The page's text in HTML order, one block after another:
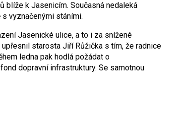
blíže k Jasenicím. Současná nedaleká
vyznačenými stáními.
Jasenické ulice, a to i za snížené
starosta Jiří Růžička s tím, že radnice
ledna pak hodlá požádat o
dopravní infrastruktury. Se samotnou